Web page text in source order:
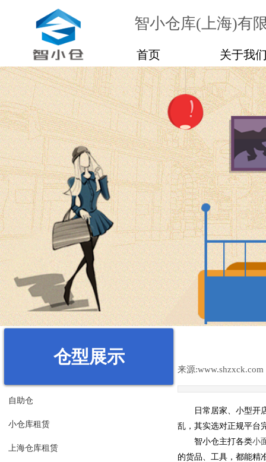
首页 关于我
智小仓库(上海)有
仓型展示
来源:www.shzxck.com
日常居家、小型开
乱，其实选对正规平台
智小仓主打各类小
的货品、工具，都能精
自助仓
小仓库租赁
上海仓库租赁